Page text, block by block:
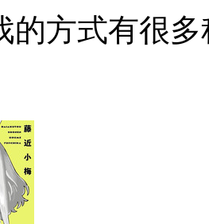
的方式有很多